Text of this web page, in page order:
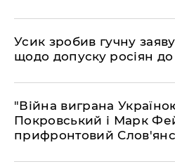
Усик зробив гучну
щодо допуску росіян до
"Війна виграна
Покровський і Марк
прифронтовий